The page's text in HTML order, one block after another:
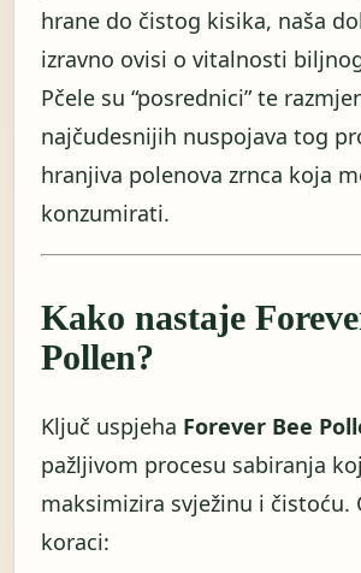
hrane do čistog kisika, naša
izravno ovisi o vitalnosti
Pčele su “posrednici” te
najčudesnijih nuspojava tog
hranjiva polenova zrnca koja
konzumirati.
Kako nastaje
Pollen?
Ključ uspjeha Forever Bee
pažljivom procesu sabiranja
maksimizira svježinu i čistoću.
koraci: